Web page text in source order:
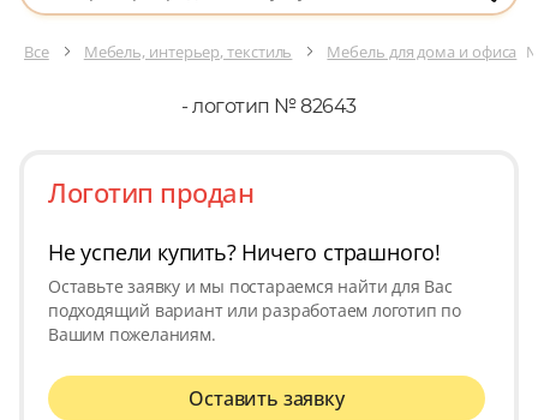
Все Мебель, интерьер, текстиль Мебель для дома и офиса
- логотип № 82643
Логотип продан
Не успели купить? Ничего страшного!
Оставьте заявку и мы постараемся найти для Вас
подходящий вариант или разработаем логотип по
Вашим пожеланиям.
Оставить заявку